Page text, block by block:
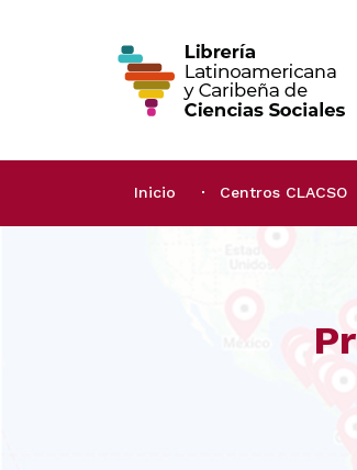
Inicio Centros CLACSO